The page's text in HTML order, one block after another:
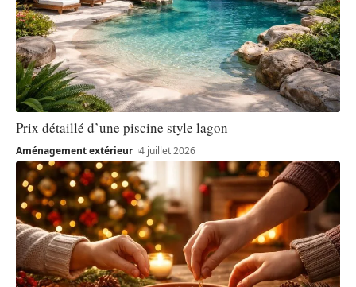
Prix détaillé d’une piscine style lagon
Aménagement extérieur 4 juillet 2026